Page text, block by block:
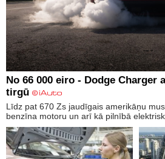
No 66 000 eiro - Dodge Charger
tirgū
Līdz pat 670 Zs jaudīgais amerikāņu
benzīna motoru un arī kā pilnībā